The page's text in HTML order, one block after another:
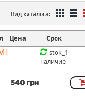
Вид каталога:
Цена Срок
540 грн
stok_1
наличие